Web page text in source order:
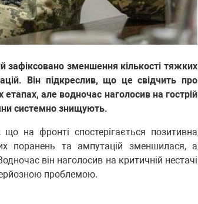
зафіксовано зменшення кількості тяжких
Він підкреслив, що це свідчить про
але водночас наголосив на гострій
системно знищують.
на фронті спостерігається позитивна
поранень та ампутацій зменшилася, а
він наголосив на критичній нестачі
проблемою.